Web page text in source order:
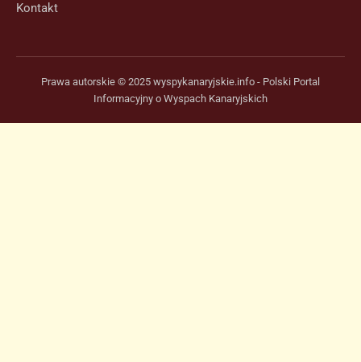
Kontakt
Prawa autorskie © 2025 wyspykanaryjskie.info - Polski Portal
Informacyjny o Wyspach Kanaryjskich